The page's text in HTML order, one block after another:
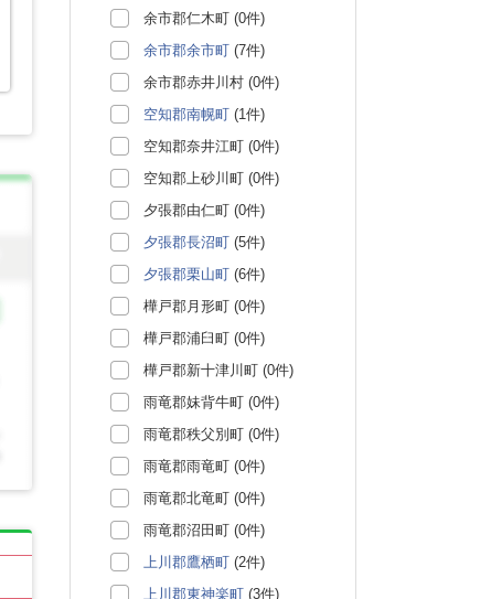
余市郡仁木町 (0件)
余市郡余市町 (7件)
余市郡赤井川村 (0件)
空知郡南幌町 (1件)
空知郡奈井江町 (0件)
空知郡上砂川町 (0件)
夕張郡由仁町 (0件)
夕張郡長沼町 (5件)
夕張郡栗山町 (6件)
樺戸郡月形町 (0件)
樺戸郡浦臼町 (0件)
樺戸郡新十津川町 (0件)
雨竜郡妹背牛町 (0件)
雨竜郡秩父別町 (0件)
雨竜郡雨竜町 (0件)
雨竜郡北竜町 (0件)
雨竜郡沼田町 (0件)
上川郡鷹栖町 (2件)
上川郡東神楽町 (3件)